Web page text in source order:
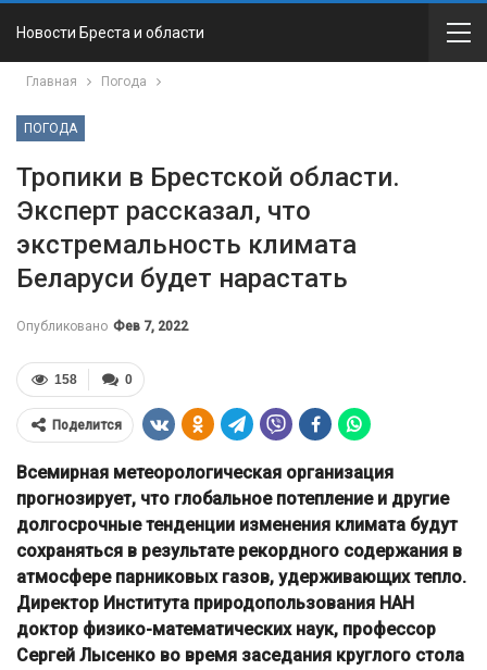
Новости Бреста и области
Главная Погода
ПОГОДА
Тропики в Брестской области.
Эксперт рассказал, что
экстремальность климата
Беларуси будет нарастать
Опубликовано Фев 7, 2022
0
158
Поделится
Всемирная метеорологическая организация
прогнозирует, что глобальное потепление и другие
долгосрочные тенденции изменения климата будут
сохраняться в результате рекордного содержания в
атмосфере парниковых газов, удерживающих тепло.
Директор Института природопользования НАН
доктор физико-математических наук, профессор
Сергей Лысенко во время заседания круглого стола